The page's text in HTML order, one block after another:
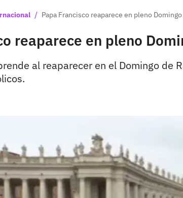
/ Papa Francisco reaparece en pleno
reaparece en pleno
al reaparecer en el Domingo